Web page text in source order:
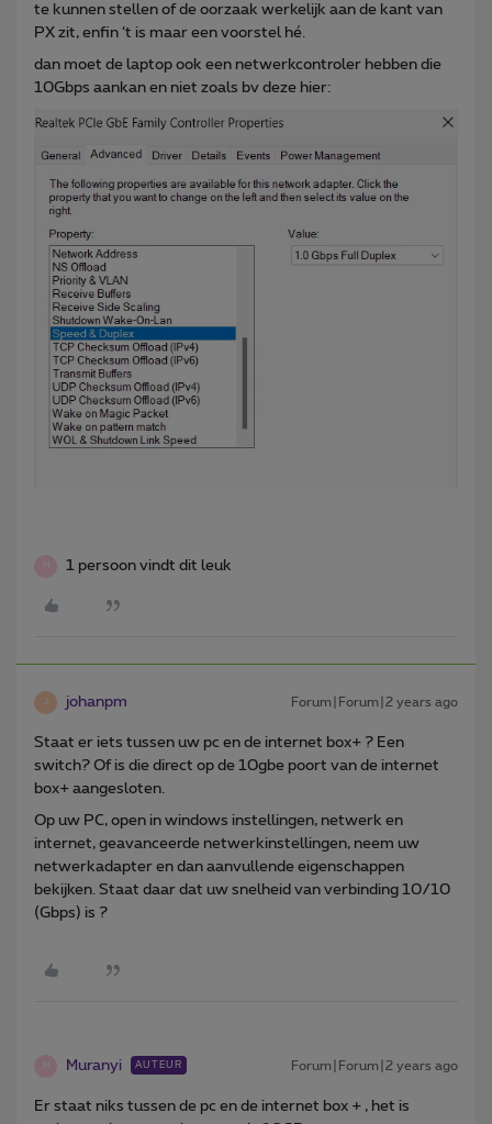
te kunnen stellen of de oorzaak werkelijk aan de kant van
PX zit, enfin ‘t is maar een voorstel hé.
dan moet de laptop ook een netwerkcontroler hebben die
10Gbps aankan en niet zoals bv deze hier:
1 persoon vindt dit leuk
J johanpm Forum|Forum|2 years ago
Staat er iets tussen uw pc en de internet box+ ? Een
switch? Of is die direct op de 10gbe poort van de internet
box+ aangesloten.
Op uw PC, open in windows instellingen, netwerk en
internet, geavanceerde netwerkinstellingen, neem uw
netwerkadapter en dan aanvullende eigenschappen
bekijken. Staat daar dat uw snelheid van verbinding 10/10
(Gbps) is ?
Muranyi AUTEUR Forum|Forum|2 years ago
Er staat niks tussen de pc en de internet box + , het is